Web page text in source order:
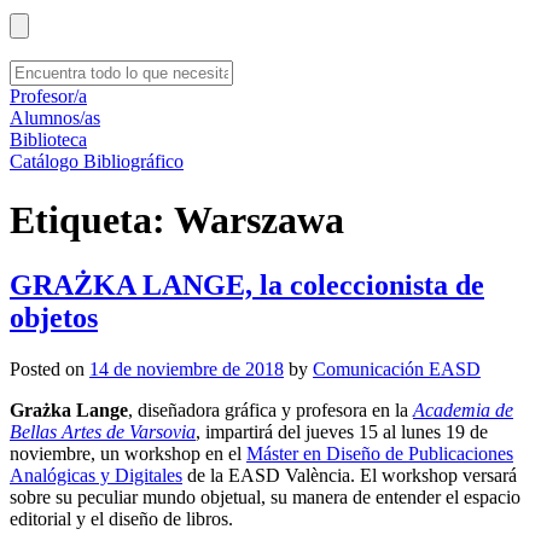
Profesor/a
Alumnos/as
Biblioteca
Catálogo Bibliográfico
Etiqueta: Warszawa
GRAŻKA LANGE, la coleccionista de
objetos
Posted on 14 de noviembre de 2018 by Comunicación EASD
Grażka Lange, diseñadora gráfica y profesora en la Academia de
Bellas Artes de Varsovia, impartirá del jueves 15 al lunes 19 de
noviembre, un workshop en el Máster en Diseño de Publicaciones
Analógicas y Digitales de la EASD València. El workshop versará
sobre su peculiar mundo objetual, su manera de entender el espacio
editorial y el diseño de libros.